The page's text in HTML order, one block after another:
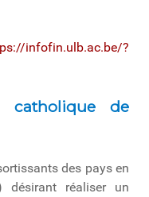
infofin.ulb.ac.be/?
catholique de
des pays en
désirant réaliser un